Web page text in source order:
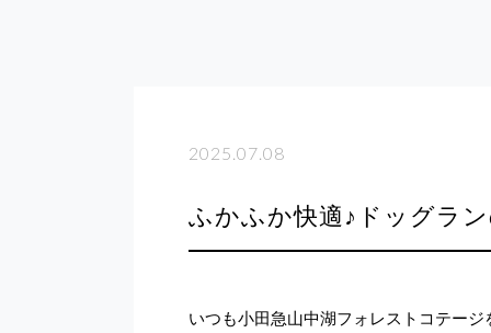
2025.07.08
ふかふか快適♪ドッグラ
いつも小田急山中湖フォレストコテー